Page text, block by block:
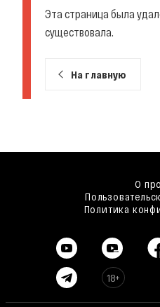
Эта страница была
существовала.
На главную
О
Политика
18+